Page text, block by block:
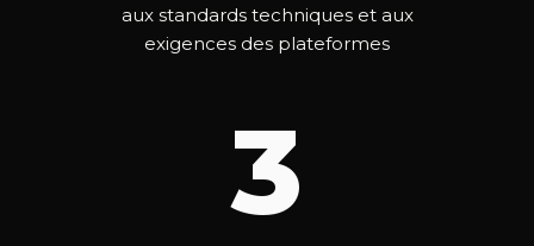
aux standards techniques et aux
exigences des plateformes
3